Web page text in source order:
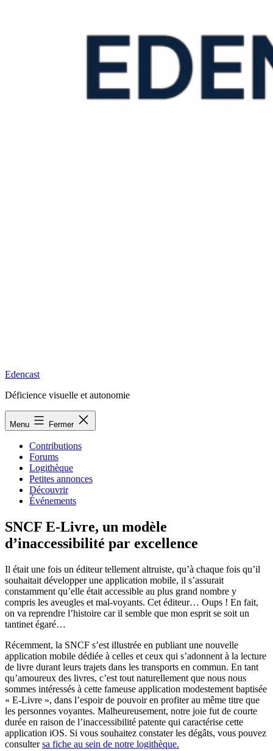
Edencast
Déficience visuelle et autonomie
Menu Fermer
Contributions
Forums
Logithèque
Petites annonces
Découvrir
Événements
SNCF E-Livre, un modèle
d’inaccessibilité par excellence
Il était une fois un éditeur tellement altruiste, qu’à chaque fois qu’il
souhaitait développer une application mobile, il s’assurait
constamment qu’elle était accessible au plus grand nombre y
compris les aveugles et mal-voyants. Cet éditeur… Oups ! En fait,
on va reprendre l’histoire car il semble que mon esprit se soit un
tantinet égaré…
Récemment, la SNCF s’est illustrée en publiant une nouvelle
application mobile dédiée à celles et ceux qui s’adonnent à la lecture
de livre durant leurs trajets dans les transports en commun. En tant
qu’amoureux des livres, c’est tout naturellement que nous nous
sommes intéressés à cette fameuse application modestement baptisée
« E-Livre », dans l’espoir de pouvoir en profiter au même titre que
les personnes voyantes. Malheureusement, notre joie fut de courte
durée en raison de l’inaccessibilité patente qui caractérise cette
application iOS. Si vous souhaitez constater les dégâts, vous pouvez
consultersa fiche au sein de notre logithèque.